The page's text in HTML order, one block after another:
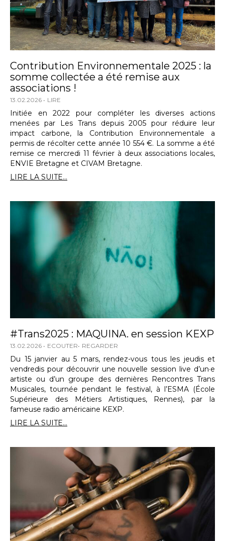
Contribution Environnementale 2025 : la
somme collectée a été remise aux
associations !
13.02.2026 LIRE
Initiée en 2022 pour compléter les diverses actions
menées par Les Trans depuis 2005 pour réduire leur
impact carbone, la Contribution Environnementale a
permis de récolter cette année 10 554 €. La somme a été
remise ce mercredi 11 février à deux associations locales,
ENVIE Bretagne et CIVAM Bretagne.
LIRE LA SUITE...
#Trans2025 : MAQUINA. en session KEXP
13.02.2026 ECOUTER REGARDER
Du 15 janvier au 5 mars, rendez-vous tous les jeudis et
vendredis pour découvrir une nouvelle session live d’un·e
artiste ou d’un groupe des dernières Rencontres Trans
Musicales, tournée pendant le festival, à l’ESMA (École
Supérieure des Métiers Artistiques, Rennes), par la
fameuse radio américaine KEXP.
LIRE LA SUITE...